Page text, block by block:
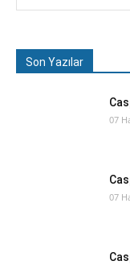
Son Yazılar
07
07